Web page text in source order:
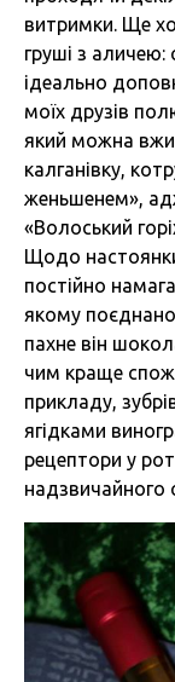
витримки. Ще
груші з аличею:
ідеально
моїх друзів
який можна
калганівку,
женьшенем»,
«Волоський
Щодо
постійно
якому поєднано
пахне він
чим краще
прикладу,
ягідками
рецептори у
надзвичайного